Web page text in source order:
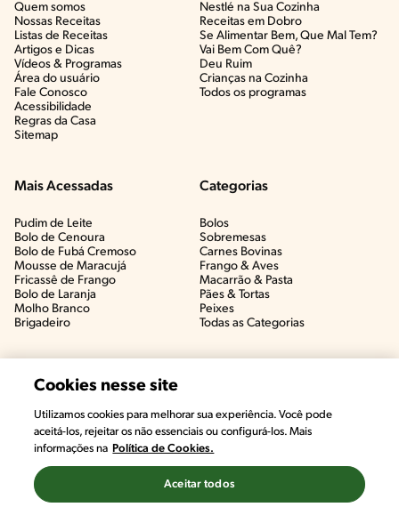
#CHAMANUTRI
CONVERSE COM UMA NUTRICIONISTA E
TIRE AS SUAS DÚVIDAS
Quem somos
Nossas Receitas
Listas de Receitas​
Artigos e Dicas​
Vídeos & Programas​
Área do usuário
Fale Conosco
Acessibilidade
Regras da Casa
Sitemap
Nestlé na Sua Cozinha
Receitas em Dobro
Se Alimentar Bem, Que Mal Tem?​
Vai Bem Com Quê?​
Deu Ruim​
Crianças na Cozinha​
Todos os programas
Mais Acessadas
Pudim de Leite
Bolo de Cenoura
Bolo de Fubá Cremoso
Mousse de Maracujá
Fricassê de Frango
Bolo de Laranja
Molho Branco
Brigadeiro
Categorias
Bolos
Sobremesas
Carnes Bovinas​
Frango & Aves​
Macarrão & Pasta​
Pães & Tortas​
Peixes
Todas as Categorias
Cookies nesse site
Utilizamos cookies para melhorar sua experiência. Você pode
aceitá-los, rejeitar os não essenciais ou configurá-los. Mais
informações na Política de Cookies.
Aceitar todos